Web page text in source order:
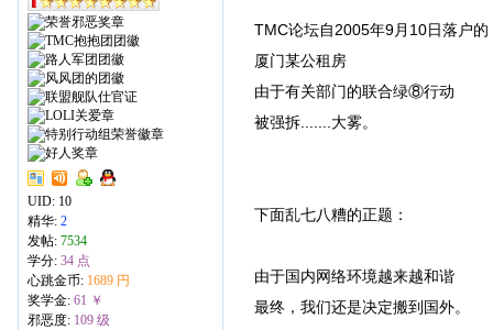
UID: 10
精华: 2
发帖: 7534
学分: 34 点
心跳金币: 1689 円
奖学金: 61 ￥
邪恶度: 109 级
TMC论坛自2005年9月10日落户的
厦门某公租房
由于有关部门的联合绿⑧行动
被强拆.......大雾。
下面乱七八糟的正题：
由于国内网络环境越来越和谐
最终，我们还是决定搬到国外。